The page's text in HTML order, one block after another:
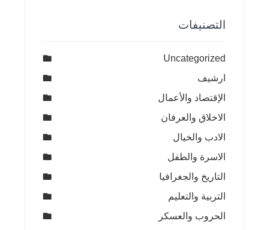
التصنيفات
Uncategorized
ارشيف
الإقتصاد والأعمال
الاخلاق والعرفان
الادب والخيال
الاسرة والطفل
التاريخ والجغرافيا
التربية والتعليم
الحروب والعسكر